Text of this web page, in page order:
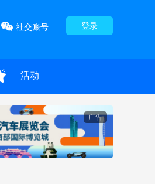
登录
社交账号
活动
广告